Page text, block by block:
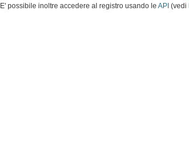
E' possibile inoltre accedere al registro usando le API (vedi